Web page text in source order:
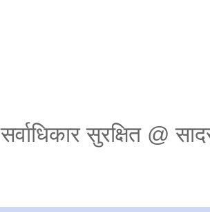
सर्वाधिकार सुरक्षित @